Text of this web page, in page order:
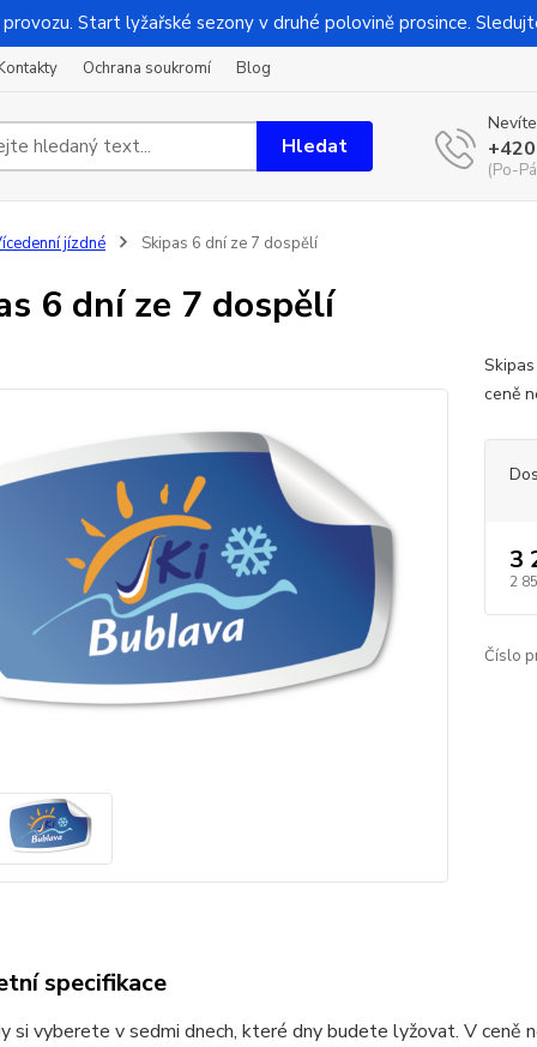
Start lyžařské sezony v druhé polovině prosince.
Ochrana soukromí Blog
Hledat
(Po-
jízdné Skipas 6 dní ze 7 dospělí
6 dní ze 7 dospělí
ceně
3
2
Číslo
specifikace
si vyberete v sedmi dnech, které dny budete lyžovat. V ceně